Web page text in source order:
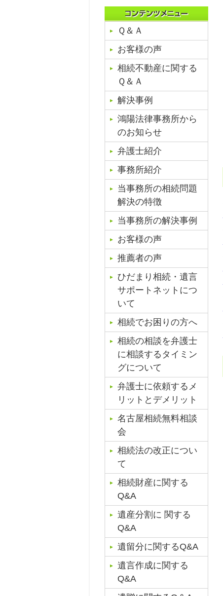
Ｑ＆Ａ
お客様の声
相続不動産に関する
Ｑ＆Ａ
解決事例
鴻陽法律事務所から
のお知らせ
弁護士紹介
事務所紹介
当事務所の相続問題
解決の特徴
当事務所の解決事例
お客様の声
推薦者の声
ひだまり相続・遺言
サポートネットにつ
いて
相続でお困りの方へ
相続の相談を弁護士
に相談するタイミン
グについて
弁護士に依頼するメ
リットとデメリット
名古屋相続無料相談
会
相続法の改正につい
て
相続財産に関する
Q&A
遺産分割に 関する
Q&A
遺留分に関するQ&A
遺言作成に関する
Q&A